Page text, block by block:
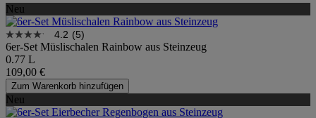
Neu
4.2 (5)
6er-Set Müslischalen Rainbow aus Steinzeug
0.77 L
109,00 €
Zum Warenkorb hinzufügen
Neu